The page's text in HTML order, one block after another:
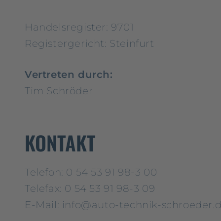
Handelsregister: 9701
Registergericht: Steinfurt
Vertreten durch:
Tim Schröder
KONTAKT
Telefon: 0 54 53 91 98-3 00
Telefax: 0 54 53 91 98-3 09
E-Mail: info@auto-technik-